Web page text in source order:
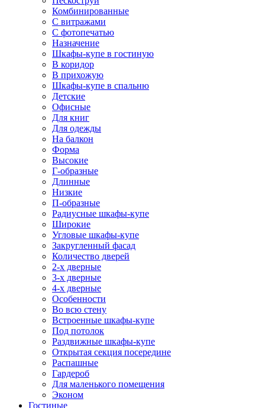
Комбинированные
С витражами
С фотопечатью
Назначение
Шкафы-купе в гостиную
В коридор
В прихожую
Шкафы-купе в спальню
Детские
Офисные
Для книг
Для одежды
На балкон
Форма
Высокие
Г-образные
Длинные
Низкие
П-образные
Радиусные шкафы-купе
Широкие
Угловые шкафы-купе
Закругленный фасад
Количество дверей
2-х дверные
3-х дверные
4-х дверные
Особенности
Во всю стену
Встроенные шкафы-купе
Под потолок
Раздвижные шкафы-купе
Открытая секция посередине
Распашные
Гардероб
Для маленького помещения
Эконом
Гостиные